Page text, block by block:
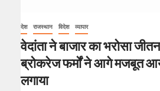
देश राजस्थान विदेश व्यापार
वेदांता ने बाजार का भरोसा
ब्रोकरेज फर्मों ने आगे मजबूत
लगाया